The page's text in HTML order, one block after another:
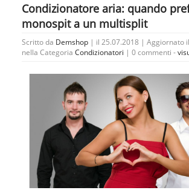
Condizionatore aria: quando
monospit a un multisplit
Scritto da Demshop | il 25.07.2018 | Aggiornato
nella Categoria Condizionatori | 0 commenti -